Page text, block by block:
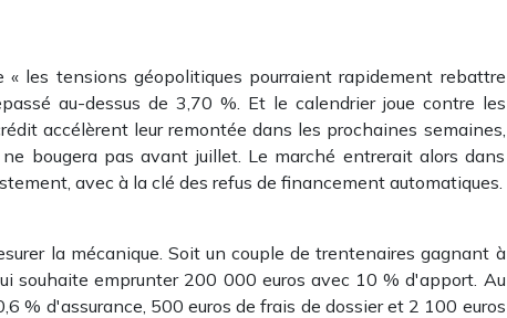
« les tensions géopolitiques pourraient rapidement rebattre
au-dessus de 3,70 %. Et le calendrier joue contre les
accélèrent leur remontée dans les prochaines semaines,
bougera pas avant juillet. Le marché entrerait alors dans
avec à la clé des refus de financement automatiques.
la mécanique. Soit un couple de trentenaires gagnant à
souhaite emprunter 200 000 euros avec 10 % d'apport. Au
% d'assurance, 500 euros de frais de dossier et 2 100 euros